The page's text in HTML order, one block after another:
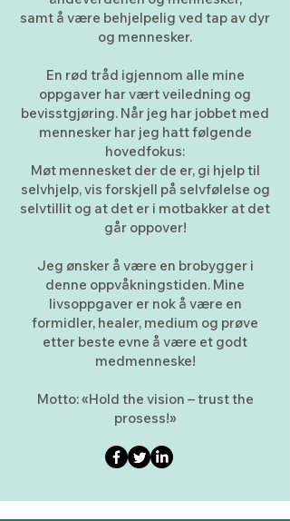
samt å være behjelpelig ved tap av dyr
og mennesker.
En rød tråd igjennom alle mine
oppgaver har vært veiledning og
bevisstgjøring. Når jeg har jobbet med
mennesker har jeg hatt følgende
hovedfokus:
Møt mennesket der de er, gi hjelp til
selvhjelp, vis forskjell på selvfølelse og
selvtillit og at det er i motbakker at det
går oppover!
Jeg ønsker å være en brobygger i
denne oppvåkningstiden. Mine
livsoppgaver er nok å være en
formidler, healer, medium og prøve
etter beste evne å være et godt
medmenneske!
Motto: «Hold the vision – trust the
prosess!»